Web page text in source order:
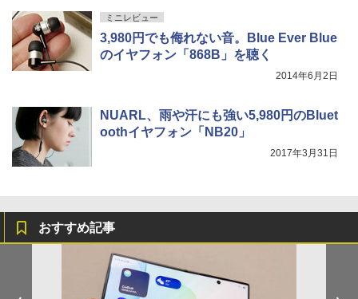
ミニレビュー
3,980円でも侮れない音。Blue Ever Blue
のイヤフォン「868B」を聴く
2014年6月2日
NUARL、雨や汗にも強い5,980円のBluet
oothイヤフォン「NB20」
2017年3月31日
おすすめ記事